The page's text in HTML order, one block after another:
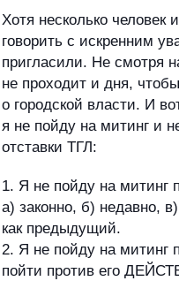
Хотя несколько человек
говорить с искренним
пригласили. Не смотря
не проходит и дня,
о городской власти. И
я не пойду на митинг и
отставки ТГЛ:
1. Я не пойду на митинг
а) законно, б) недавно,
как предыдущий.
2. Я не пойду на митинг
пойти против его